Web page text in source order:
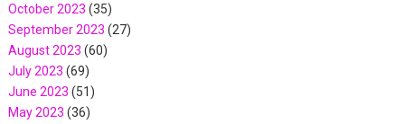
October 2023 (35)
September 2023 (27)
August 2023 (60)
July 2023 (69)
June 2023 (51)
May 2023 (36)